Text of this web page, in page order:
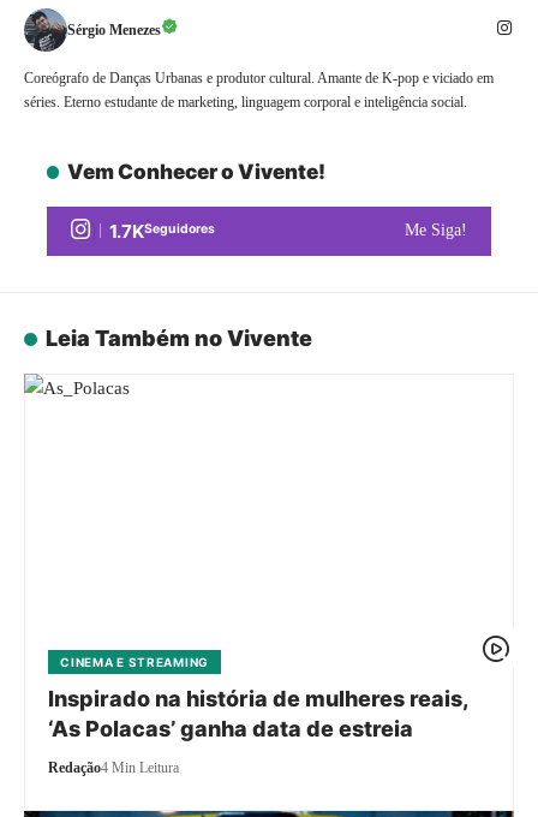
Sérgio Menezes
Coreógrafo de Danças Urbanas e produtor cultural. Amante de K-pop e viciado em
séries. Eterno estudante de marketing, linguagem corporal e inteligência social.
Vem Conhecer o Vivente!
1.7KSeguidores Me Siga!
Leia Também no Vivente
CINEMA E STREAMING
Inspirado na história de mulheres reais,
‘As Polacas’ ganha data de estreia
Redação4 Min Leitura